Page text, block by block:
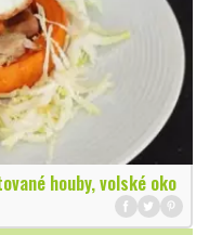
houby, volské oko